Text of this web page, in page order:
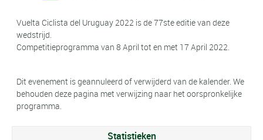
Vuelta Ciclista del Uruguay 2022 is de 77ste editie van deze
wedstrijd.
Competitieprogramma van 8 April tot en met 17 April 2022.
Dit evenement is geannuleerd of verwijderd van de kalender. We
behouden deze pagina met verwijzing naar het oorspronkelijke
programma.
Statistieken